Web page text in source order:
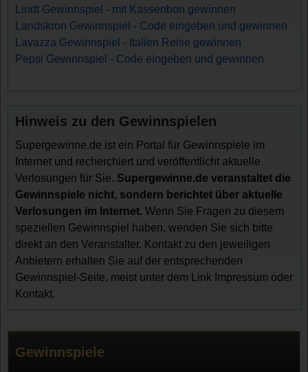
Lindt Gewinnspiel - mit Kassenbon gewinnen
Landskron Gewinnspiel - Code eingeben und gewinnen
Lavazza Gewinnspiel - Italien Reise gewinnen
Pepsi Gewinnspiel - Code eingeben und gewinnen
Hinweis zu den Gewinnspielen
Supergewinne.de ist ein Portal für Gewinnspiele im
Internet und recherchiert und veröffentlicht aktuelle
Verlosungen für Sie. Supergewinne.de veranstaltet die
Gewinnspiele nicht, sondern berichtet über aktuelle
Verlosungen im Internet. Wenn Sie Fragen zu diesem
speziellen Gewinnspiel haben, wenden Sie sich bitte
direkt an den Veranstalter. Kontakt zu den jeweiligen
Anbietern erhalten Sie auf der entsprechenden
Gewinnspiel-Seite, meist unter dem Link Impressum oder
Kontakt.
Gewinnspiele